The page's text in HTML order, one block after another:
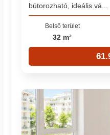
bútorozható, ideális vá...
Belső terület
32 m²